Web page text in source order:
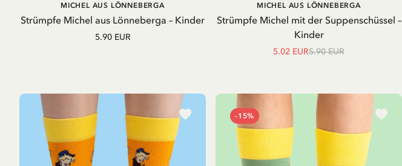
IN DEN
Strümpfe Michel aus Lönneberga – Kinder
MICHEL AUS LÖNNEBERGA
5.90 EUR
IN DEN
Strümpfe Michel mit der Suppenschüssel –
Kinder
MICHEL AUS LÖNNEBERGA
5.02 EUR5.90 EUR
-15%